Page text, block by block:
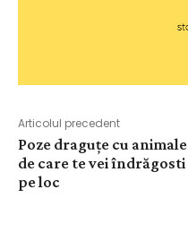
Articolul precedent
Poze draguțe cu animale
de care te vei îndrăgosti
pe loc